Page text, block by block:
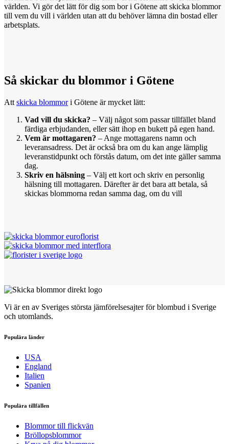
världen. Vi gör det lätt för dig som bor i Götene att skicka blommor
till vem du vill i världen utan att du behöver lämna din bostad eller
arbetsplats.
Så skickar du blommor i Götene
Att skicka blommori Götene är mycket lätt:
Vad vill du skicka? – Välj något som passar tillfället bland
färdiga erbjudanden, eller sätt ihop en bukett på egen hand.
Vem är mottagaren? – Ange mottagarens namn och
leveransadress. Det är också bra om du kan ange lämplig
leveranstidpunkt och förstås datum, om det inte gäller samma
dag.
Skriv en hälsning – Välj ett kort och skriv en personlig
hälsning till mottagaren. Därefter är det bara att betala, så
skickas blommorna redan samma dag, om du vill
Vi är en av Sveriges största jämförelsesajter för blombud i Sverige
och utomlands.
Populära länder
USA
England
Italien
Spanien
Populära tillfällen
Blommor till flickvän
Bröllopsblommor